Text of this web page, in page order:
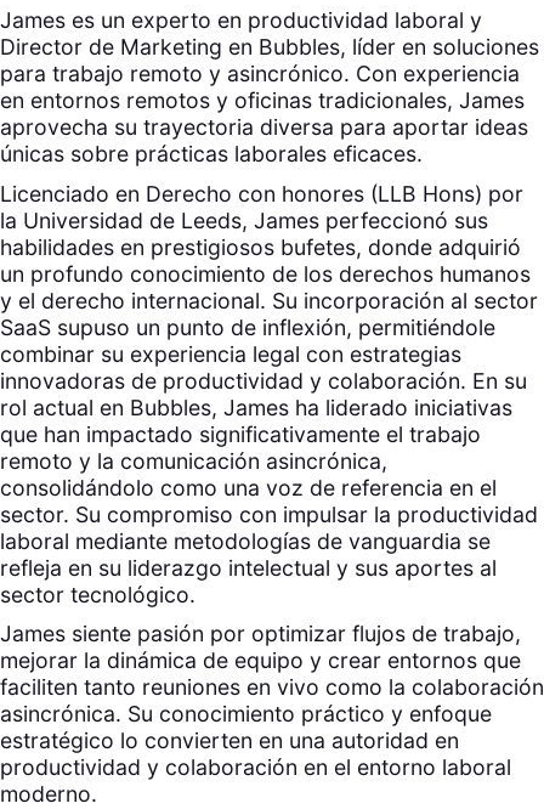
James es un experto en productividad laboral y
Director de Marketing en Bubbles, líder en soluciones
para trabajo remoto y asincrónico. Con experiencia
en entornos remotos y oficinas tradicionales, James
aprovecha su trayectoria diversa para aportar ideas
únicas sobre prácticas laborales eficaces.
Licenciado en Derecho con honores (LLB Hons) por
la Universidad de Leeds, James perfeccionó sus
habilidades en prestigiosos bufetes, donde adquirió
un profundo conocimiento de los derechos humanos
y el derecho internacional. Su incorporación al sector
SaaS supuso un punto de inflexión, permitiéndole
combinar su experiencia legal con estrategias
innovadoras de productividad y colaboración. En su
rol actual en Bubbles, James ha liderado iniciativas
que han impactado significativamente el trabajo
remoto y la comunicación asincrónica,
consolidándolo como una voz de referencia en el
sector. Su compromiso con impulsar la productividad
laboral mediante metodologías de vanguardia se
refleja en su liderazgo intelectual y sus aportes al
sector tecnológico.
James siente pasión por optimizar flujos de trabajo,
mejorar la dinámica de equipo y crear entornos que
faciliten tanto reuniones en vivo como la colaboración
asincrónica. Su conocimiento práctico y enfoque
estratégico lo convierten en una autoridad en
productividad y colaboración en el entorno laboral
moderno.